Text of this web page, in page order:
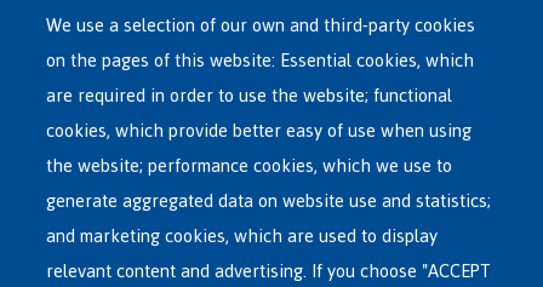
Main
menu
ASYLUM IN BELGIUM
RECEPTION CENTRES
VOLUNTARY RETURN
INTERNATIONAL
We use a selection of our own and third-party cookies
on the pages of this website: Essential cookies, which
are required in order to use the website; functional
cookies, which provide better easy of use when using
the website; performance cookies, which we use to
generate aggregated data on website use and statistics;
and marketing cookies, which are used to display
relevant content and advertising. If you choose "ACCEPT